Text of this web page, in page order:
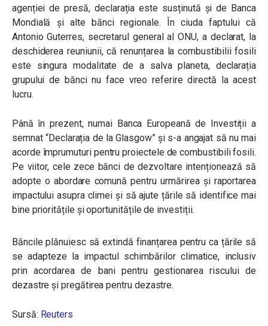
agenției de presă, declarația este susținută și de Banca
Mondială și alte bănci regionale. În ciuda faptului că
Antonio Guterres, secretarul general al ONU, a declarat, la
deschiderea reuniunii, că renunțarea la combustibilii fosili
este singura modalitate de a salva planeta, declarația
grupului de bănci nu face vreo referire directă la acest
lucru.
Până în prezent, numai Banca Europeană de Investiții a
semnat “Declarația de la Glasgow” și s-a angajat să nu mai
acorde împrumuturi pentru proiectele de combustibili fosili.
Pe viitor, cele zece bănci de dezvoltare intenționează să
adopte o abordare comună pentru urmărirea și raportarea
impactului asupra climei și să ajute țările să identifice mai
bine prioritățile și oportunitățile de investiții.
Băncile plănuiesc să extindă finanțarea pentru ca țările să
se adapteze la impactul schimbărilor climatice, inclusiv
prin acordarea de bani pentru gestionarea riscului de
dezastre și pregătirea pentru dezastre.
Sursă: Reuters